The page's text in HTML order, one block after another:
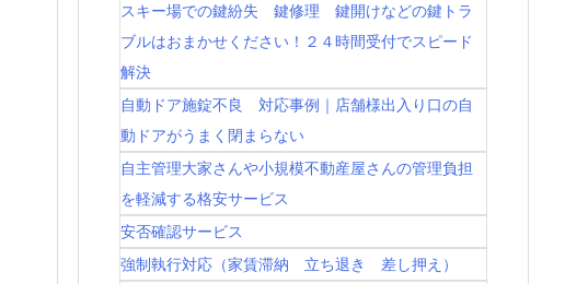
スキー場での鍵紛失 鍵修理 鍵開けなどの鍵トラ
ブルはおまかせください！２４時間受付でスピード
解決
自動ドア施錠不良 対応事例｜店舗様出入り口の自
動ドアがうまく閉まらない
自主管理大家さんや小規模不動産屋さんの管理負担
を軽減する格安サービス
安否確認サービス
強制執行対応（家賃滞納 立ち退き 差し押え）